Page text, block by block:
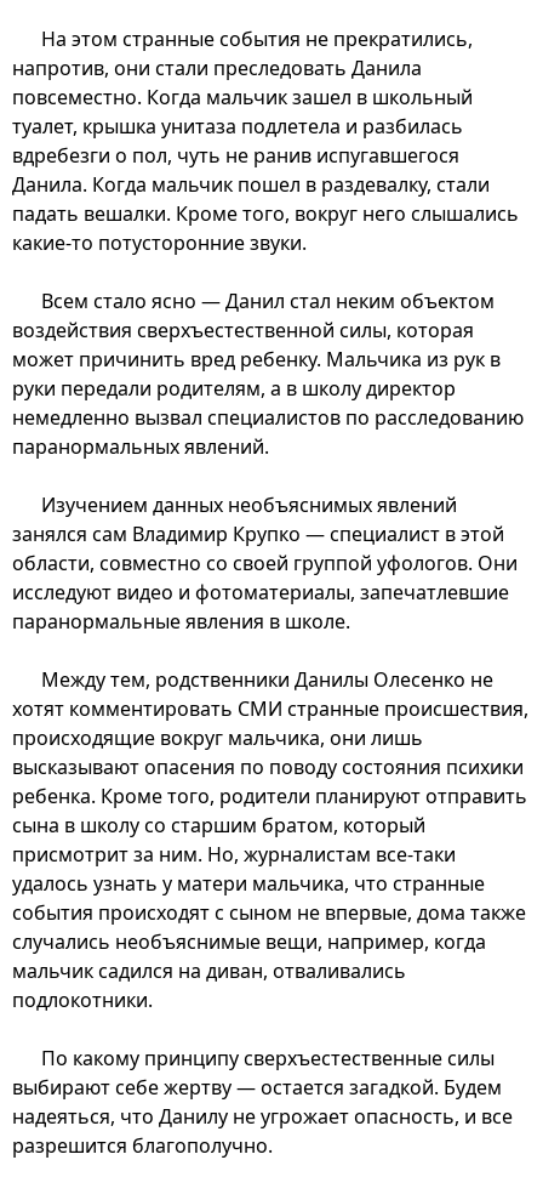
На этом странные события не прекратились,
напротив, они стали преследовать Данила
повсеместно. Когда мальчик зашел в школьный
туалет, крышка унитаза подлетела и разбилась
вдребезги о пол, чуть не ранив испугавшегося
Данила. Когда мальчик пошел в раздевалку, стали
падать вешалки. Кроме того, вокруг него слышались
какие-то потусторонние звуки.
Всем стало ясно — Данил стал неким объектом
воздействия сверхъестественной силы, которая
может причинить вред ребенку. Мальчика из рук в
руки передали родителям, а в школу директор
немедленно вызвал специалистов по расследованию
паранормальных явлений.
Изучением данных необъяснимых явлений
занялся сам Владимир Крупко — специалист в этой
области, совместно со своей группой уфологов. Они
исследуют видео и фотоматериалы, запечатлевшие
паранормальные явления в школе.
Между тем, родственники Данилы Олесенко не
хотят комментировать СМИ странные происшествия,
происходящие вокруг мальчика, они лишь
высказывают опасения по поводу состояния психики
ребенка. Кроме того, родители планируют отправить
сына в школу со старшим братом, который
присмотрит за ним. Но, журналистам все-таки
удалось узнать у матери мальчика, что странные
события происходят с сыном не впервые, дома также
случались необъяснимые вещи, например, когда
мальчик садился на диван, отваливались
подлокотники.
По какому принципу сверхъестественные силы
выбирают себе жертву — остается загадкой. Будем
надеяться, что Данилу не угрожает опасность, и все
разрешится благополучно.